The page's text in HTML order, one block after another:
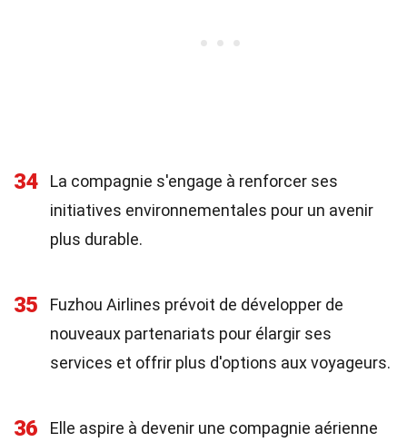
34
La compagnie s'engage à renforcer ses
initiatives environnementales pour un avenir
plus durable.
35
Fuzhou Airlines prévoit de développer de
nouveaux partenariats pour élargir ses
services et offrir plus d'options aux voyageurs.
36
Elle aspire à devenir une compagnie aérienne